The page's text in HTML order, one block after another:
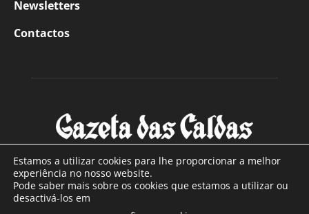
Newsletters
Contactos
SOBRE NÓS
Estamos a utilizar cookies para lhe proporcionar a melhor
experiência no nosso website.
Pode saber mais sobre os cookies que estamos a utilizar ou
desactivá-los em